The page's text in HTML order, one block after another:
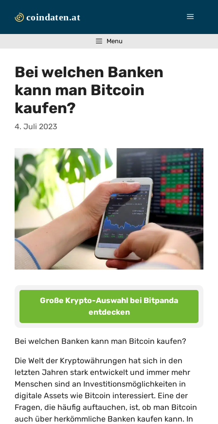
Inhalt
Menü
Menu
Bei welchen Banken
kann man Bitcoin
kaufen?
4. Juli 2023
Große Krypto-Auswahl bei Bitpanda
entdecken
Bei welchen Banken kann man Bitcoin kaufen?
Die Welt der Kryptowährungen hat sich in den
letzten Jahren stark entwickelt und immer mehr
Menschen sind an Investitionsmöglichkeiten in
digitale Assets wie Bitcoin interessiert. Eine der
Fragen, die häufig auftauchen, ist, ob man Bitcoin
auch über herkömmliche Banken kaufen kann. In